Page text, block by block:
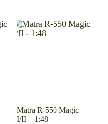
Matra R-550 Magic
I/II – 1:48